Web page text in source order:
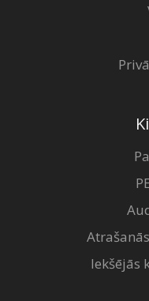
Iekšējās